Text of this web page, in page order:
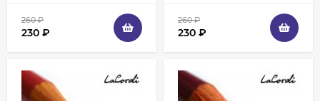
260₽
230 ₽
260₽
230 ₽